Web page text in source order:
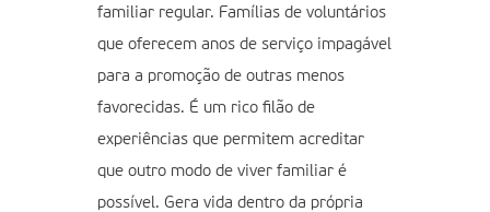
familiar regular. Famílias de voluntários
que oferecem anos de serviço impagável
para a promoção de outras menos
favorecidas. É um rico filão de
experiências que permitem acreditar
que outro modo de viver familiar é
possível. Gera vida dentro da própria